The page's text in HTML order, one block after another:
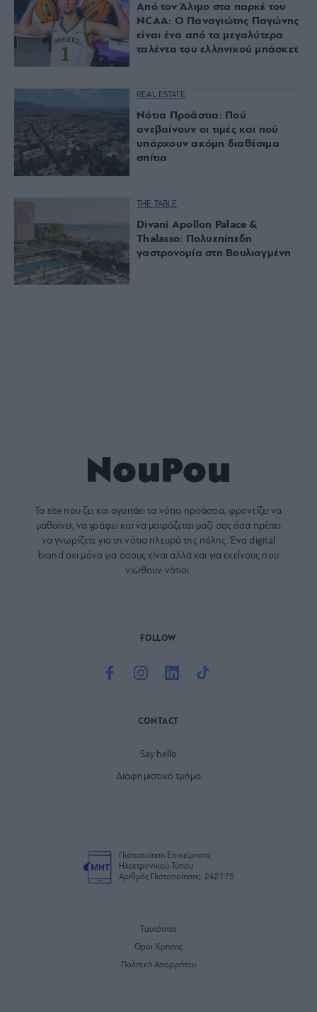
Από τον Άλιμο στα παρκέ του
NCAA: Ο Παναγιώτης Παγώνης
είναι ένα από τα μεγαλύτερα
ταλέντα του ελληνικού μπάσκετ
REAL ESTATE
Νότια Προάστια: Πού
ανεβαίνουν οι τιμές και πού
υπάρχουν ακόμη διαθέσιμα
σπίτια
THE TABLE
Divani Apollon Palace &
Thalasso: Πολυεπίπεδη
γαστρονομία στη Βουλιαγμένη
Το site που ζει και αγαπάει τα νότια προάστια, φροντίζει να
μαθαίνει, να γράφει και να μοιράζεται μαζί σας όσα πρέπει
να γνωρίζετε για τη νότια πλευρά της πόλης. Ένα digital
brand όχι μόνο για όσους είναι αλλά και για εκείνους που
νιώθουν νότιοι.
FOLLOW
CONTACT
Say hello
Διαφημιστικό τμήμα
Πιστοποίηση Επιχείρησης
Ηλεκτρονικού Τύπου
Αριθμός Πιστοποίησης: 242175
Ταυτότητα
Όροι Χρήσης
Πολιτική Απορρήτου